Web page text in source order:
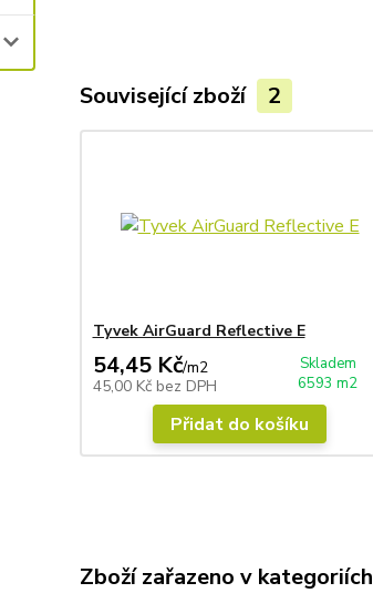
Související zboží 2
Tyvek AirGuard Reflective E
54,45 Kč/m2
45,00 Kč bez DPH
Skladem
6593 m2
Přidat do košíku
Zboží zařazeno v kategoriích